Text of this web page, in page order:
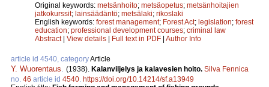
Original keywords: metsänhoito; metsäopetus; metsänhoitajien
jatkokurssit; lainsäädäntö; metsälaki; rikoslaki
English keywords: forest management; Forest Act; legislation; forest
education; professional development courses; criminal law
Abstract| View details | Full text in PDF | Author Info
article id 4540, categoryArticle
Y. Wuorentaus (1938). Kalanviljelys ja kalavesien hoito. Silva Fennica
no. 46 article id 4540 https://doi.org/10.14214/sf.a13949